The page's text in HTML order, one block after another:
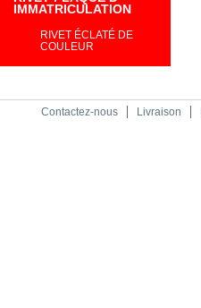
IMMATRICULATION
RIVET ÉCLATÉ DE
COULEUR
Contactez-nous Livraison